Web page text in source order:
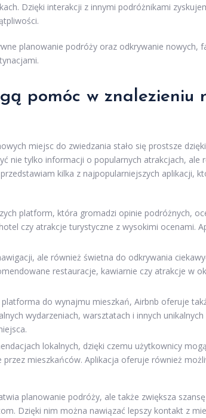
Dzięki interakcji z innymi podróżnikami
planowanie podróży oraz odkrywanie nowych,
pomóc w znalezieniu
miejsc do zwiedzania stało się prostsze
nie tylko informacji o popularnych atrakcjach, ale
kilka z najpopularniejszych aplikacji,
platform, która gromadzi opinie podróżnych,
czy atrakcje turystyczne z wysokimi ocenami.
ale również świetna do odkrywania
restauracje, kawiarnie czy atrakcje w
do wynajmu mieszkań, Airbnb oferuje
wydarzeniach, warsztatach i innych
lokalnych, dzięki czemu użytkownicy
mieszkańców. Aplikacja oferuje również
planowanie podróży, ale także zwiększa
Dzięki nim można nawiązać lepszy kontakt z